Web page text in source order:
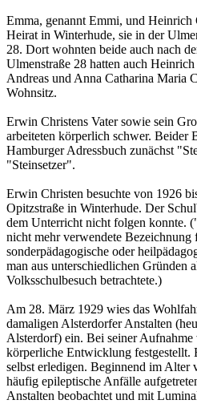
Emma, genannt Emmi, und Heinrich
Heirat in Winterhude, sie in der
28. Dort wohnten beide auch nach
Ulmenstraße 28 hatten auch
Andreas und Anna Catharina Maria
Wohnsitz.
Erwin Christens Vater sowie sein
arbeiteten körperlich schwer. Beider
Hamburger Adressbuch zunächst
"Steinsetzer".
Erwin Christen besuchte von 1926
Opitzstraße in Winterhude. Der
dem Unterricht nicht folgen konnte.
nicht mehr verwendete Bezeichnung
sonderpädagogische oder
man aus unterschiedlichen Gründen
Volksschulbesuch betrachtete.)
Am 28. März 1929 wies das
damaligen Alsterdorfer Anstalten
Alsterdorf) ein. Bei seiner Aufnahme
körperliche Entwicklung festgestellt.
selbst erledigen. Beginnend im Alter
häufig epileptische Anfälle
Anstalten beobachtet und mit